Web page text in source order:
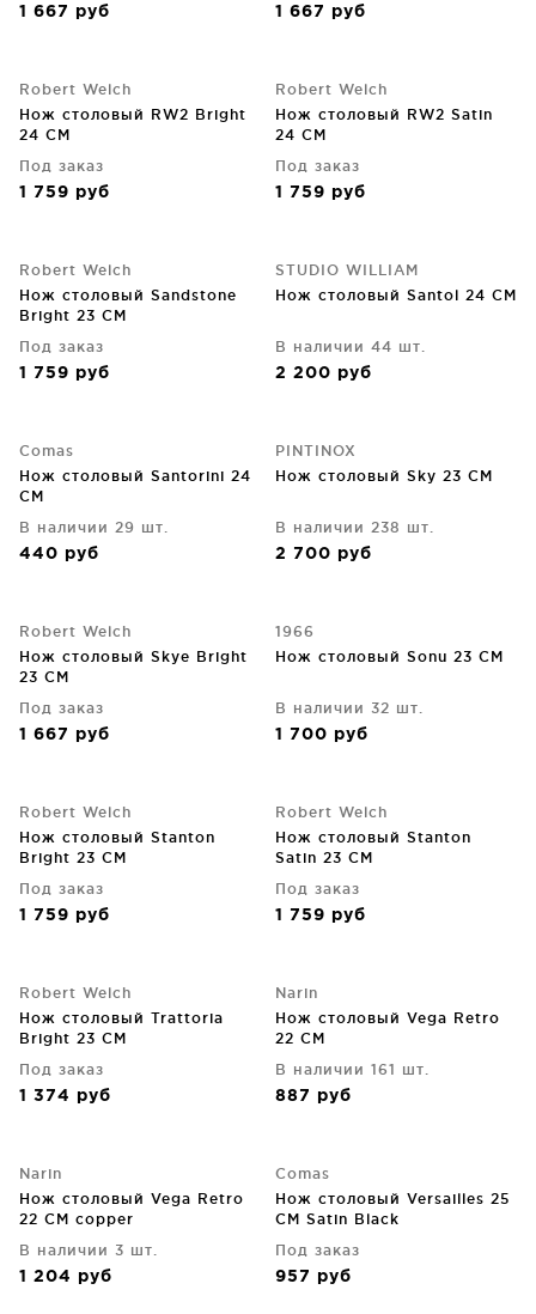
1 667 руб 1 667 руб
Robert Welch
Нож столовый RW2 Bright
24 CM
Под заказ
1 759 руб
Robert Welch
Нож столовый RW2 Satin
24 CM
Под заказ
1 759 руб
Robert Welch
Нож столовый Sandstone
Bright 23 СM
Под заказ
1 759 руб
STUDIO WILLIAM
Нож столовый Santol 24 CM
В наличии 44 шт.
2 200 руб
Comas
Нож столовый Santorini 24
CM
В наличии 29 шт.
440 руб
PINTINOX
Нож столовый Sky 23 CM
В наличии 238 шт.
2 700 руб
Robert Welch
Нож столовый Skye Bright
23 CM
Под заказ
1 667 руб
1966
Нож столовый Sonu 23 CM
В наличии 32 шт.
1 700 руб
Robert Welch
Нож столовый Stanton
Bright 23 CM
Под заказ
1 759 руб
Robert Welch
Нож столовый Stanton
Satin 23 CM
Под заказ
1 759 руб
Robert Welch
Нож столовый Trattoria
Bright 23 CM
Под заказ
1 374 руб
Narin
Нож столовый Vega Retro
22 CM
В наличии 161 шт.
887 руб
Narin
Нож столовый Vega Retro
22 CM copper
В наличии 3 шт.
1 204 руб
Comas
Нож столовый Versailles 25
CM Satin Black
Под заказ
957 руб